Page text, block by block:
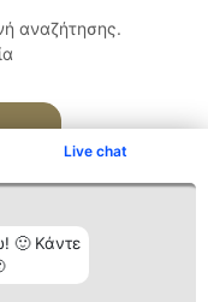
Live chat
🙂 Κάντε
αναζήτησης.